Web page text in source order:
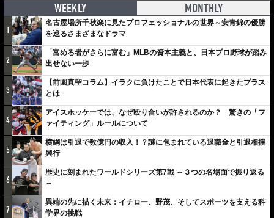
WEEKLY MONTHLY
1
名古屋場所千秋楽に見たプロフェッショナルの世界～安青錦の優勝
を巡るさまざまなドラマ
2
「富める者がさらに富む」MLBの資本主義と、日本プロ野球が踏み
出せない一歩
3
【前園真聖コラム】イラクに負けたことで日本代表に起きたプラス
とは
4
アイスホッケーでは、なぜ殴り合いが許されるのか？ 驚きの「フ
ァイティング」ルールについて
5
横綱は引退で数億円の収入！？謎に包まれている退職金と引退相撲
興行
6
歴史に刻まれたワールドシリーズ第7戦 ～３つの名場面で振り返る
～
7
異端の先に描く未来：イチロー、野茂、そしてスポーツを支える科
学界の挑戦